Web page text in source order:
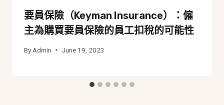
要員保險（Keyman Insurance）：僱
主為購買要員保險的員工扣稅的可能性
By Admin June 19, 2023